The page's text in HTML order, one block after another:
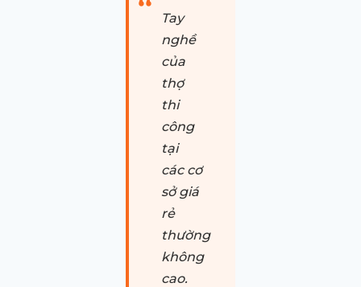
Tay
nghề
của
thợ
thi
công
tại
các cơ
sở giá
rẻ
thường
không
cao.